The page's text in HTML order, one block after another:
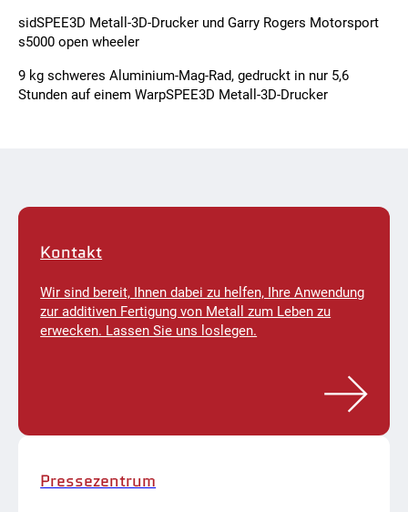
sidSPEE3D Metall-3D-Drucker und Garry Rogers Motorsport
s5000 open wheeler
9 kg schweres Aluminium-Mag-Rad, gedruckt in nur 5,6
Stunden auf einem WarpSPEE3D Metall-3D-Drucker
Kontakt
Wir sind bereit, Ihnen dabei zu helfen, Ihre Anwendung
zur additiven Fertigung von Metall zum Leben zu
erwecken. Lassen Sie uns loslegen.
Pressezentrum